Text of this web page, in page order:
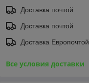
Доставка почтой
Доставка почтой
Доставка Европочтой
Все условия доставки